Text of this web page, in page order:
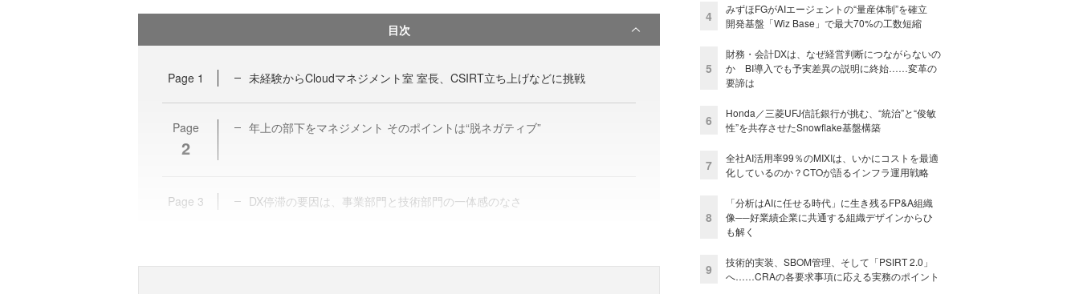
目次
Page 1 未経験からCloudマネジメント室 室長、CSIRT立ち上げなどに挑戦
Page
2
年上の部下をマネジメント そのポイントは“脱ネガティブ”
Page 3 DX停滞の要因は、事業部門と技術部門の一体感のなさ
4
みずほFGがAIエージェントの“量産体制”を確立
開発基盤「Wiz Base」で最大70%の工数短縮
5
財務・会計DXは、なぜ経営判断につながらないの
か BI導入でも予実差異の説明に終始……変革の
要諦は
6
Honda／三菱UFJ信託銀行が挑む、“統治”と“俊敏
性”を共存させたSnowflake基盤構築
7
全社AI活用率99％のMIXIは、いかにコストを最適
化しているのか？CTOが語るインフラ運用戦略
8
「分析はAIに任せる時代」に生き残るFP&A組織
像──好業績企業に共通する組織デザインからひ
も解く
9
技術的実装、SBOM管理、そして「PSIRT 2.0」
へ……CRAの各要求事項に応える実務のポイント